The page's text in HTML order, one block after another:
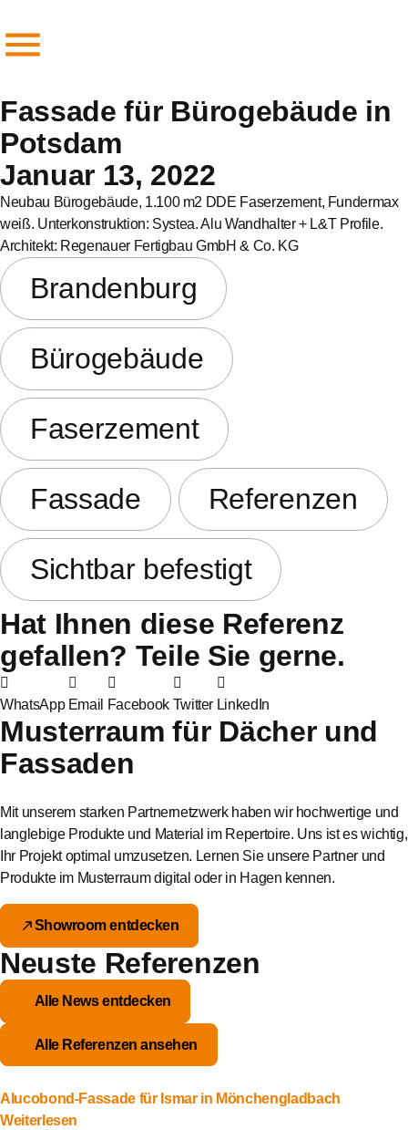
Fassade für Bürogebäude in
Potsdam
Januar 13, 2022
Neubau Bürogebäude, 1.100 m2 DDE Faserzement, Fundermax
weiß. Unterkonstruktion: Systea. Alu Wandhalter + L&T Profile.
Architekt: Regenauer Fertigbau GmbH & Co. KG
Brandenburg
Bürogebäude
Faserzement
Fassade Referenzen
Sichtbar befestigt
Hat Ihnen diese Referenz
gefallen? Teile Sie gerne.
WhatsApp Email Facebook Twitter LinkedIn
Musterraum für Dächer und
Fassaden
Mit unserem starken Partnernetzwerk haben wir hochwertige und
langlebige Produkte und Material im Repertoire. Uns ist es wichtig,
Ihr Projekt optimal umzusetzen. Lernen Sie unsere Partner und
Produkte im Musterraum digital oder in Hagen kennen.
Showroom entdecken
Neuste Referenzen
Alle News entdecken
Alle Referenzen ansehen
Alucobond-Fassade für Ismar in Mönchengladbach
Weiterlesen